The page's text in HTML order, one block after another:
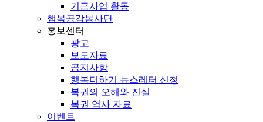
기금사업 활동
행복공감봉사단
홍보센터
광고
보도자료
공지사항
행복더하기 뉴스레터 신청
복권의 오해와 진실
복권 역사 자료
이벤트